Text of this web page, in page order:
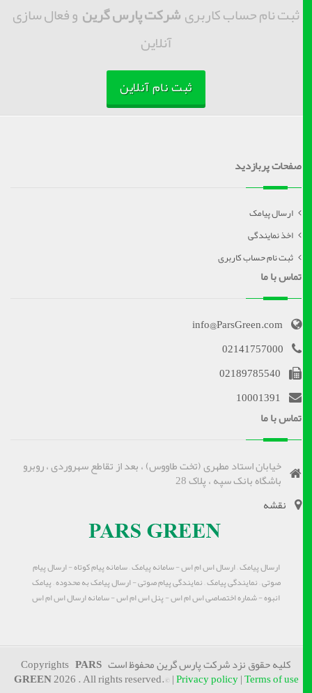
ثبت نام حساب کاربریشرکت پارس گرینو فعال سازی
آنلاین
ثبت نام آنلاین
صفحات پربازدید
ارسال پیامک
اخذ نمایندگی
ثبت نام حساب کاربری
تماس با ما
info@ParsGreen.com
02141757000
02189785540
10001391
تماس با ما
خیابان استاد مطهری (تخت طاووس) ، بعد از تقاطع سهروردی ، روبرو
باشگاه بانک سپه ، پلاک 28
نقشه
ارسال پیامک – ارسال اس ام اس - سامانه پیامک – سامانه پیام کوتاه - ارسال پیام
صوتی – نمایندگی پیامک – نمایندگی پیام صوتی - ارسال پیامک به محدوده – پیامک
انبوه - شماره اختصاصی اس ام اس - پنل اس ام اس - سامانه ارسال اس ام اس
کلیه حقوق نزد شرکت پارس گرین محفوظ است CopyrightsPARS
GREEN2026 . All rights reserved.© |Privacy policy|Terms of use